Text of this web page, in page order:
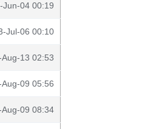
Jun-04 00:19
Jul-06 00:10
Aug-13 02:53
Aug-09 05:56
Aug-09 08:34